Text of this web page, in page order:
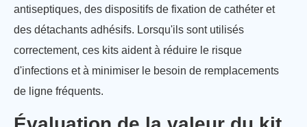
antiseptiques, des dispositifs de fixation de cathéter et
des détachants adhésifs. Lorsqu'ils sont utilisés
correctement, ces kits aident à réduire le risque
d'infections et à minimiser le besoin de remplacements
de ligne fréquents.